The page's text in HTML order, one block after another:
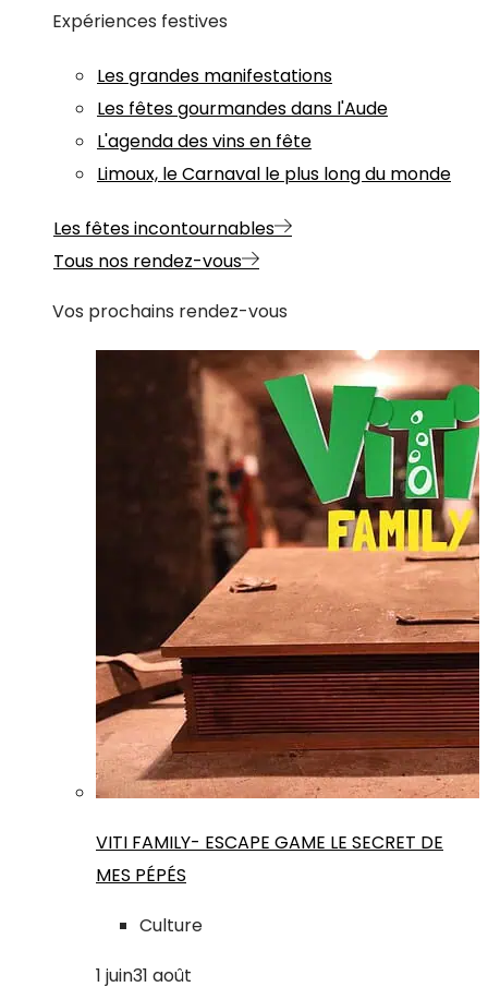
Expériences festives
Les grandes manifestations
Les fêtes gourmandes dans l'Aude
L'agenda des vins en fête
Limoux, le Carnaval le plus long du monde
Les fêtes incontournables
Tous nos rendez-vous
Vos prochains rendez-vous
VITI FAMILY- ESCAPE GAME LE SECRET DE
MES PÉPÉS
Culture
1 juin31 août